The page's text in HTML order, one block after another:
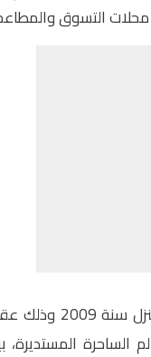
التسوق
وبحسب المصدر، حاول النجم
المستديرة،